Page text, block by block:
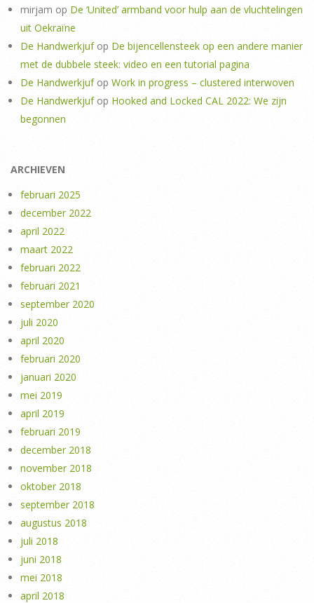
mirjam op De ‘United’ armband voor hulp aan de vluchtelingen
uit Oekraïne
De Handwerkjufop De bijencellensteek op een andere manier
met de dubbele steek: video en een tutorial pagina
De Handwerkjufop Work in progress – clustered interwoven
De Handwerkjufop Hooked and Locked CAL 2022: We zijn
begonnen
ARCHIEVEN
februari 2025
december 2022
april 2022
maart 2022
februari 2022
februari 2021
september 2020
juli 2020
april 2020
februari 2020
januari 2020
mei 2019
april 2019
februari 2019
december 2018
november 2018
oktober 2018
september 2018
augustus 2018
juli 2018
juni 2018
mei 2018
april 2018